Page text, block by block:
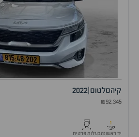
קיהסלטוס 2022
₪92,345
1
יד ראשונהבעלות פרטית